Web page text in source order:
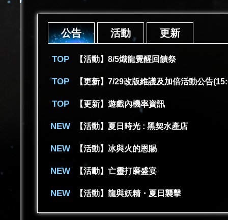
公告 活動 更新
【活動】8/5熾龍覺醒回饋祭
【更新】7/29改版維護及加倍活動公告
【更新】遊戲內機率資訊
【活動】夏日時光 : 黑契水產店
【活動】冰與火的恩賜
【活動】亡靈打磨盛宴
【活動】龍與妖精・夏日襲擊